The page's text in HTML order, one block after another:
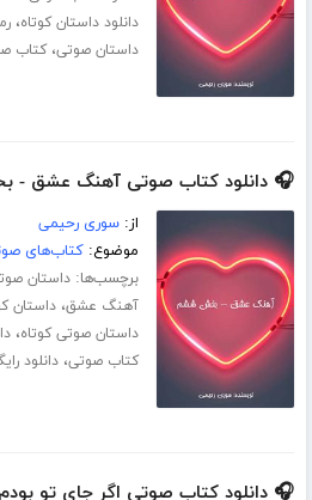
دانلود داستان کوتاه،
داستان صوتی،کتاب
🎧 دانلود کتاب صوتی آهنگ عشق
از:سوری رحیمی
موضوع:کتاب‌های
برچسب‌ها:داستان
آهنگ عشق،داستان
داستان صوتی کوتاه،
کتاب صوتی،دانلود
🎧 دانلود کتاب صوتی اگر جای تو بودم